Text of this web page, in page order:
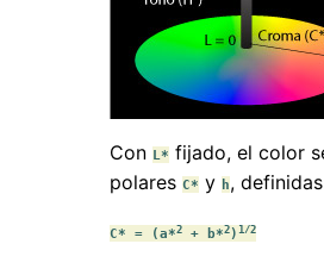
Con L* fijado, el color
polares C* y h,
C* = (a*2 + b*2) 1/2